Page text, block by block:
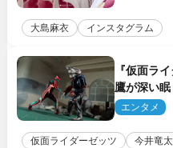
大島麻衣 インスタグラム
『仮面ラ
鷹が深い
エンタメ
仮面ライダーゼッツ 今井竜